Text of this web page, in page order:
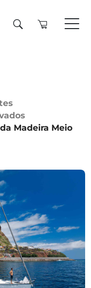
Madeira Meio